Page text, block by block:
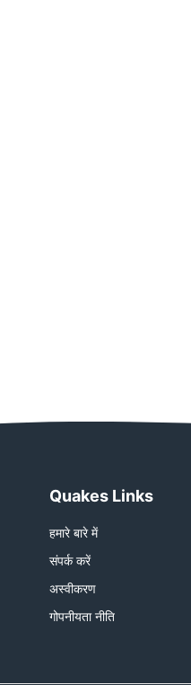
Quakes Links
हमारे बारे में
संपर्क करें
अस्वीकरण
गोपनीयता नीति